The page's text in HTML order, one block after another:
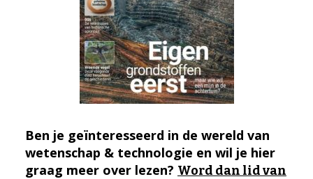
Ben je geïnteresseerd in de wereld van
wetenschap & technologie en wil je hier
graag meer over lezen? Word dan lid van